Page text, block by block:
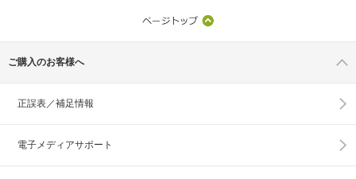
ご購入のお客様へ
正誤表／補足情報
電子メディアサポート